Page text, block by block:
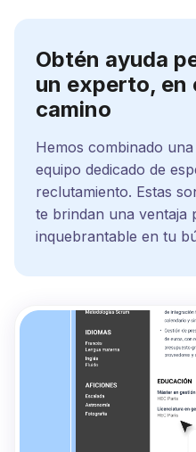
Obtén ayuda
un experto, en
camino
Hemos combinado
equipo dedicado de
reclutamiento. Estas
te brindan una ventaja
inquebrantable en tu